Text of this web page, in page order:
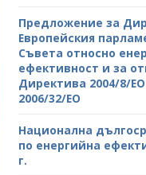
Предложение за
Европейския
Съвета относно
ефективност и за
Директива 2004/8/
2006/32/ЕО
Национална
по енергийна
г.